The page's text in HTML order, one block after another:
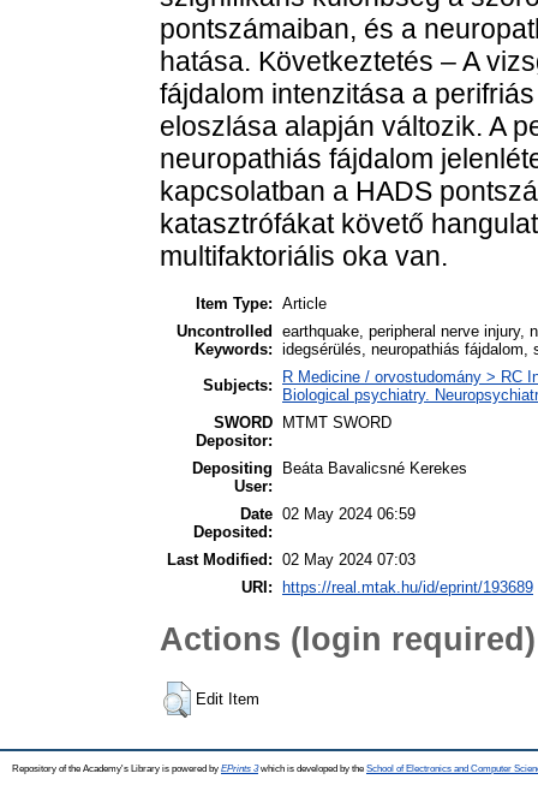
pontszámaiban, és a
hatása. Következtetés – A
fájdalom intenzitása a
eloszlása alapján változik. A
neuropathiás fájdalom
kapcsolatban a HADS
katasztrófákat követő
multifaktoriális oka van.
Item Type: Article
Uncontrolled
Keywords:
earthquake, peripheral nerve injury,
idegsérülés, neuropathiás fájdalom,
Subjects:
R Medicine / orvostudomány > RC
Biological psychiatry.
SWORD
Depositor:
MTMT SWORD
Depositing
User:
Beáta Bavalicsné Kerekes
Date
Deposited:
02 May 2024 06:59
Last Modified: 02 May 2024 07:03
URI:
https://real.mtak.hu/id/eprint/193689
Actions (login required)
Edit Item
Repository of the Academy's Library is powered by EPrints 3which is developed by the School of Electronics and Computer